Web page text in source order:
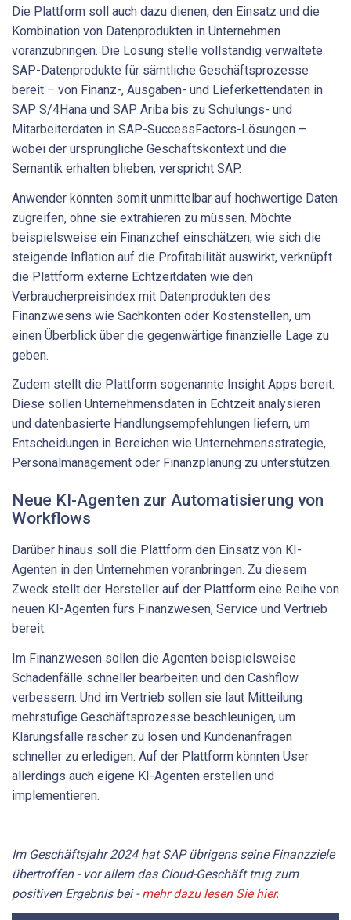
Die Plattform soll auch dazu dienen, den Einsatz und die
Kombination von Datenprodukten in Unternehmen
voranzubringen. Die Lösung stelle vollständig verwaltete
SAP-Datenprodukte für sämtliche Geschäftsprozesse
bereit – von Finanz-, Ausgaben- und Lieferkettendaten in
SAP S/4Hana und SAP Ariba bis zu Schulungs- und
Mitarbeiterdaten in SAP-SuccessFactors-Lösungen –
wobei der ursprüngliche Geschäftskontext und die
Semantik erhalten blieben, verspricht SAP.
Anwender könnten somit unmittelbar auf hochwertige Daten
zugreifen, ohne sie extrahieren zu müssen. Möchte
beispielsweise ein Finanzchef einschätzen, wie sich die
steigende Inflation auf die Profitabilität auswirkt, verknüpft
die Plattform externe Echtzeitdaten wie den
Verbraucherpreisindex mit Datenprodukten des
Finanzwesens wie Sachkonten oder Kostenstellen, um
einen Überblick über die gegenwärtige finanzielle Lage zu
geben.
Zudem stellt die Plattform sogenannte Insight Apps bereit.
Diese sollen Unternehmensdaten in Echtzeit analysieren
und datenbasierte Handlungsempfehlungen liefern, um
Entscheidungen in Bereichen wie Unternehmensstrategie,
Personalmanagement oder Finanzplanung zu unterstützen.
Neue KI-Agenten zur Automatisierung von
Workflows
Darüber hinaus soll die Plattform den Einsatz von KI-
Agenten in den Unternehmen voranbringen. Zu diesem
Zweck stellt der Hersteller auf der Plattform eine Reihe von
neuen KI-Agenten fürs Finanzwesen, Service und Vertrieb
bereit.
Im Finanzwesen sollen die Agenten beispielsweise
Schadenfälle schneller bearbeiten und den Cashflow
verbessern. Und im Vertrieb sollen sie laut Mitteilung
mehrstufige Geschäftsprozesse beschleunigen, um
Klärungsfälle rascher zu lösen und Kundenanfragen
schneller zu erledigen. Auf der Plattform könnten User
allerdings auch eigene KI-Agenten erstellen und
implementieren.
Im Geschäftsjahr 2024 hat SAP übrigens seine Finanzziele
übertroffen - vor allem das Cloud-Geschäft trug zum
positiven Ergebnis bei -mehr dazu lesen Sie hier.